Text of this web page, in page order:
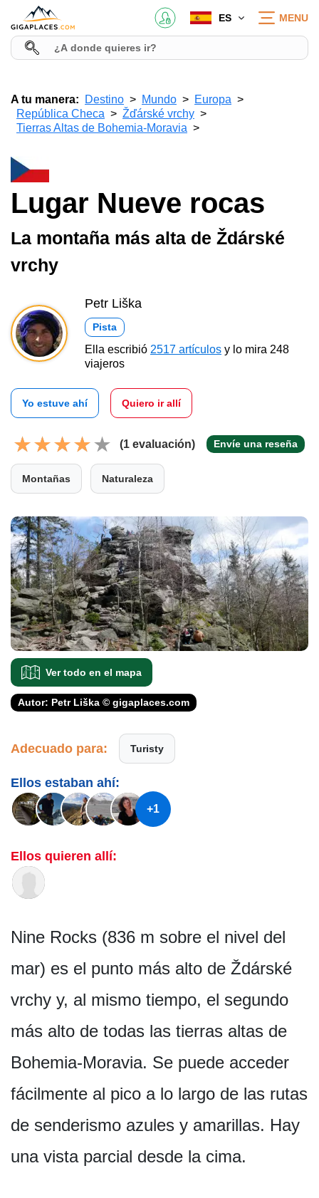
ES MENU
A tu manera: Destino Mundo
Europa
República Checa
Žďárské vrchy
Tierras Altas de Bohemia-Moravia
Lugar Nueve rocas
La montaña más alta de Ždárské
vrchy
Petr Liška
Pista
Ella escribió 2517 artículos y lo mira 248
viajeros
Yo estuve ahí Quiero ir allí
(1 evaluación) Envíe una reseña
Montañas Naturaleza
Ver todo en el mapa
Autor: Petr Liška © gigaplaces.com
Adecuado para: Turisty
Ellos estaban ahí:
+1
Ellos quieren allí:
Nine Rocks (836 m sobre el nivel del
mar) es el punto más alto de Ždárské
vrchy y, al mismo tiempo, el segundo
más alto de todas las tierras altas de
Bohemia-Moravia. Se puede acceder
fácilmente al pico a lo largo de las rutas
de senderismo azules y amarillas. Hay
una vista parcial desde la cima.